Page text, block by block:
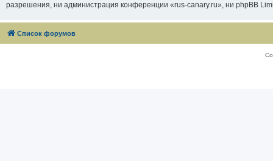
разрешения, ни администрация конференции «rus-canary.ru», ни phpBB
Список форумов